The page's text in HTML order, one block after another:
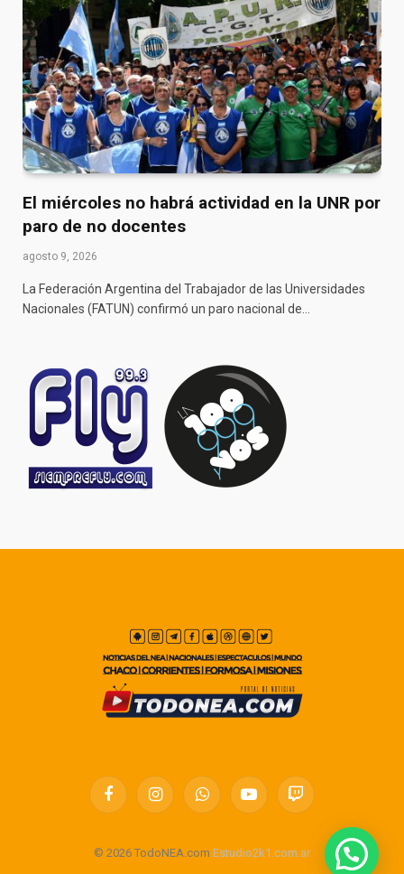
El miércoles no habrá actividad en la UNR por
paro de no docentes
agosto 9, 2026
La Federación Argentina del Trabajador de las Universidades
Nacionales (FATUN) confirmó un paro nacional de…
FacebookInstagramWhatsAppYouTubeTwitch
© 2026 TodoNEA.com Estudio2k1.com.ar